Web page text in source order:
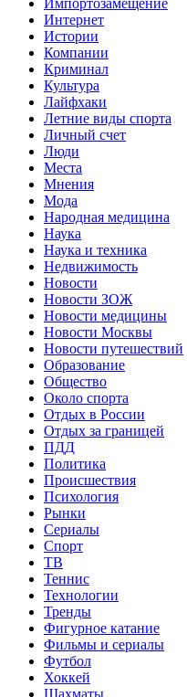
Интернет
Истории
Компании
Криминал
Культура
Лайфхаки
Летние виды спорта
Личный счет
Люди
Места
Мнения
Мода
Народная медицина
Наука
Наука и техника
Недвижимость
Новости
Новости ЗОЖ
Новости медицины
Новости Москвы
Новости путешествий
Образование
Общество
Около спорта
Отдых в России
Отдых за границей
ПДД
Политика
Происшествия
Психология
Рынки
Сериалы
Спорт
ТВ
Теннис
Технологии
Тренды
Фигурное катание
Фильмы и сериалы
Футбол
Хоккей
Шахматы